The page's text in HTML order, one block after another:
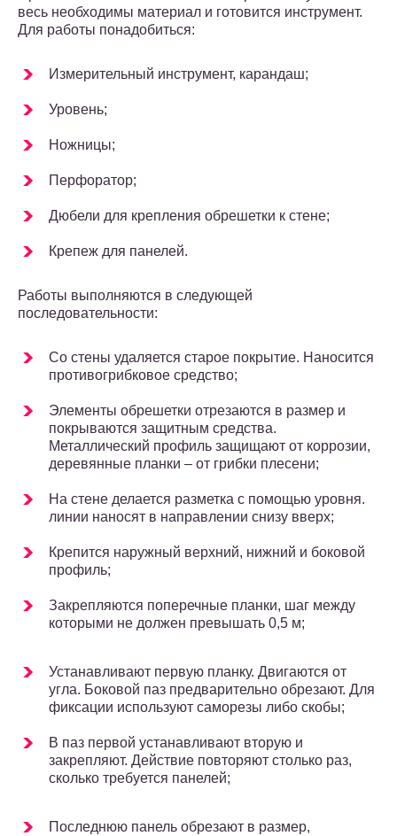
весь необходимы материал и готовится инструмент.
Для работы понадобиться:
Измерительный инструмент, карандаш;
Уровень;
Ножницы;
Перфоратор;
Дюбели для крепления обрешетки к стене;
Крепеж для панелей.
Работы выполняются в следующей
последовательности:
Со стены удаляется старое покрытие. Наносится
противогрибковое средство;
Элементы обрешетки отрезаются в размер и
покрываются защитным средства.
Металлический профиль защищают от коррозии,
деревянные планки – от грибки плесени;
На стене делается разметка с помощью уровня.
линии наносят в направлении снизу вверх;
Крепится наружный верхний, нижний и боковой
профиль;
Закрепляются поперечные планки, шаг между
которыми не должен превышать 0,5 м;
Устанавливают первую планку. Двигаются от
угла. Боковой паз предварительно обрезают. Для
фиксации используют саморезы либо скобы;
В паз первой устанавливают вторую и
закрепляют. Действие повторяют столько раз,
сколько требуется панелей;
Последнюю панель обрезают в размер,